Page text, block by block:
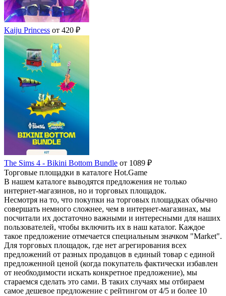
Kaiju Princess от 420 ₽
The Sims 4 - Bikini Bottom Bundle от 1089 ₽
Торговые площадки в каталоге Hot.Game
В нашем каталоге выводятся предложения не только
интернет-магазинов, но и торговых площадок.
Несмотря на то, что покупки на торговых площадках обычно
совершать немного сложнее, чем в интернет-магазинах, мы
посчитали их достаточно важными и интересными для наших
пользователей, чтобы включить их в наш каталог. Каждое
такое предложение отмечается специальным значком "Market".
Для торговых площадок, где нет агрегирования всех
предложений от разных продавцов в единый товар с единой
предложенной ценой (когда покупатель фактически избавлен
от необходимости искать конкретное предложение), мы
стараемся сделать это сами. В таких случаях мы отбираем
самое дешевое предложение с рейтингом от 4/5 и более 10